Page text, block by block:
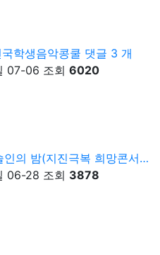
학생음악콩쿨 댓글 3 개
07-06 조회 6020
인의 밤(지진극복 희망콘서…
06-28 조회 3878